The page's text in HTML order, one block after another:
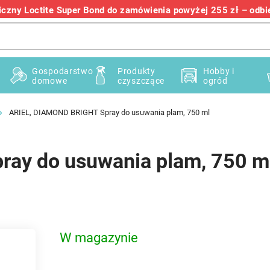
Loctite Super Bond do zamówienia powyżej 255 zł –
+48 732 145 222
Gospodarstwo
domowe
Produkty
czyszczące
Hobby i
ogród
ARIEL, DIAMOND BRIGHT Spray do usuwania plam, 750 ml
do usuwania plam, 750 ml
W magazynie